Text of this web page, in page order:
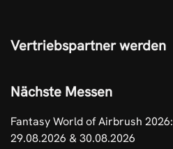
Vertriebspartner werden
Nächste Messen
Fantasy World of Airbrush 2026:
29.08.2026 & 30.08.2026